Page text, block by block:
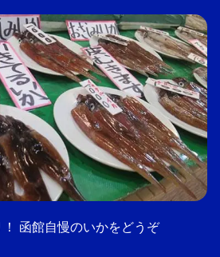
函館自慢のいかをどうぞ